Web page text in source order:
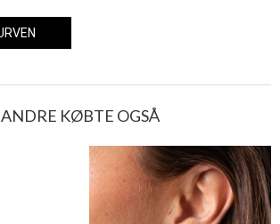
ANDRE KØBTE OGSÅ